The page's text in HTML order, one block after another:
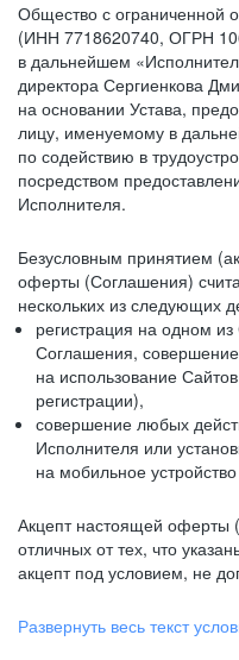
Общество с ограниченной
(ИНН 7718620740, ОГРН
в дальнейшем
директора Сергиенкова
на основании Устава,
лицу, именуемому в
по содействию в
посредством
Исполнителя.
Безусловным принятием
оферты (Соглашения)
нескольких из следующих
регистрация на одном
Соглашения,
на использование
регистрации),
совершение любых
Исполнителя или
на мобильное
Акцепт настоящей оферты
отличных от тех, что
акцепт под условием, не
Развернуть весь текст